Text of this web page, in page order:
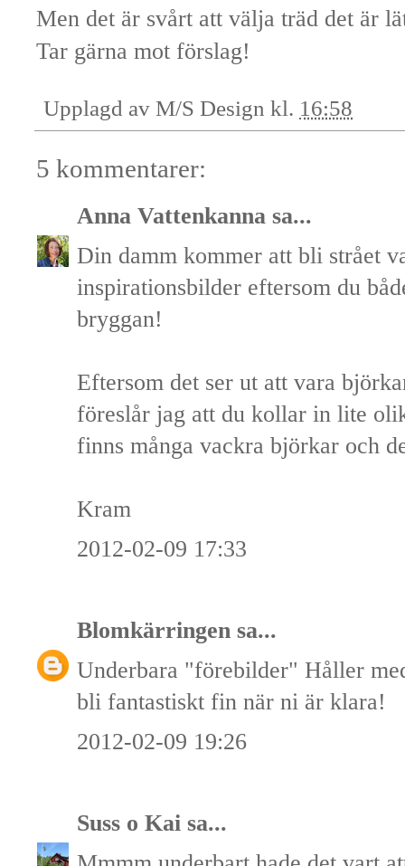
Men det är svårt att välja träd det är
Tar gärna mot förslag!
Upplagd av M/S Design kl. 16:58
5 kommentarer:
Anna Vattenkanna sa...
Din damm kommer att bli strået
inspirationsbilder eftersom du
bryggan!
Eftersom det ser ut att vara
föreslår jag att du kollar in lite
finns många vackra björkar och
Kram
2012-02-09 17:33
Blomkärringen sa...
Underbara "förebilder" Håller
bli fantastiskt fin när ni är klara!
2012-02-09 19:26
Suss o Kai sa...